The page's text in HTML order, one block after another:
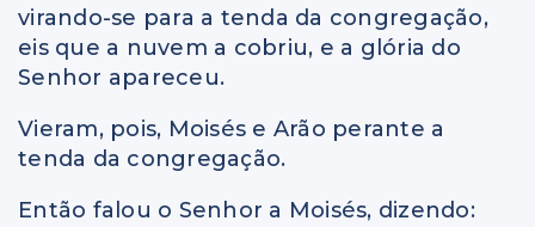
virando-se para a tenda da congregação,
eis que a nuvem a cobriu, e a glória do
Senhor apareceu.
Vieram, pois, Moisés e Arão perante a
tenda da congregação.
Então falou o Senhor a Moisés, dizendo: